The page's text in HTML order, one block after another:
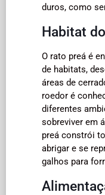
duros, como
Habitat
O rato preá é
de habitats,
áreas de
roedor é
diferentes
sobreviver em
preá constrói
abrigar e se
galhos para